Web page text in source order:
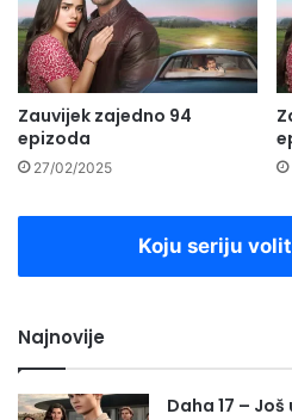
Zauvijek zajedno 94
epizoda
27/02/2025
Koju seriju
Najnovije
Daha 17 – Još